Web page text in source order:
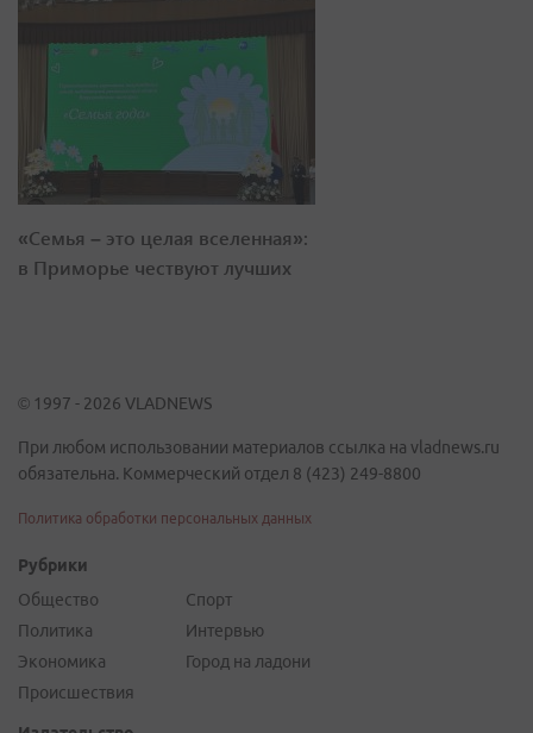
«Семья – это целая вселенная»:
в Приморье чествуют лучших
© 1997 - 2026 VLADNEWS
При любом использовании материалов ссылка на vladnews.ru
обязательна. Коммерческий отдел 8 (423) 249-8800
Политика обработки персональных данных
Рубрики
Общество
Политика
Экономика
Происшествия
Спорт
Интервью
Город на ладони